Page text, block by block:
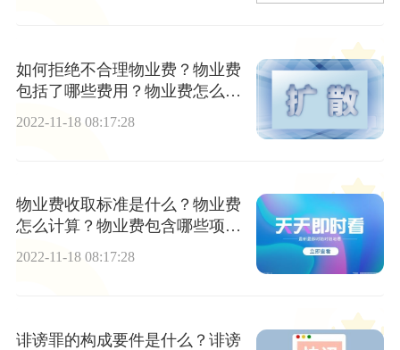
如何拒绝不合理物业费？物业费
包括了哪些费用？物业费怎么
算？
2022-11-18 08:17:28
物业费收取标准是什么？物业费
怎么计算？物业费包含哪些项
目？
2022-11-18 08:17:28
诽谤罪的构成要件是什么？诽谤